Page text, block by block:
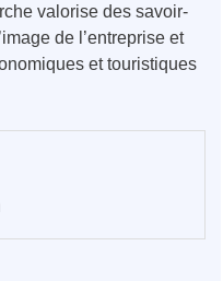
valorise des savoir-
de l’entreprise et
et touristiques